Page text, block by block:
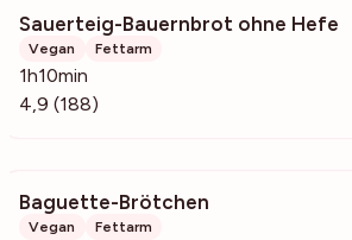
Sauerteig-Bauernbrot ohne Hefe
Vegan Fettarm
1h10min
4,9 (188)
Baguette-Brötchen
Vegan Fettarm